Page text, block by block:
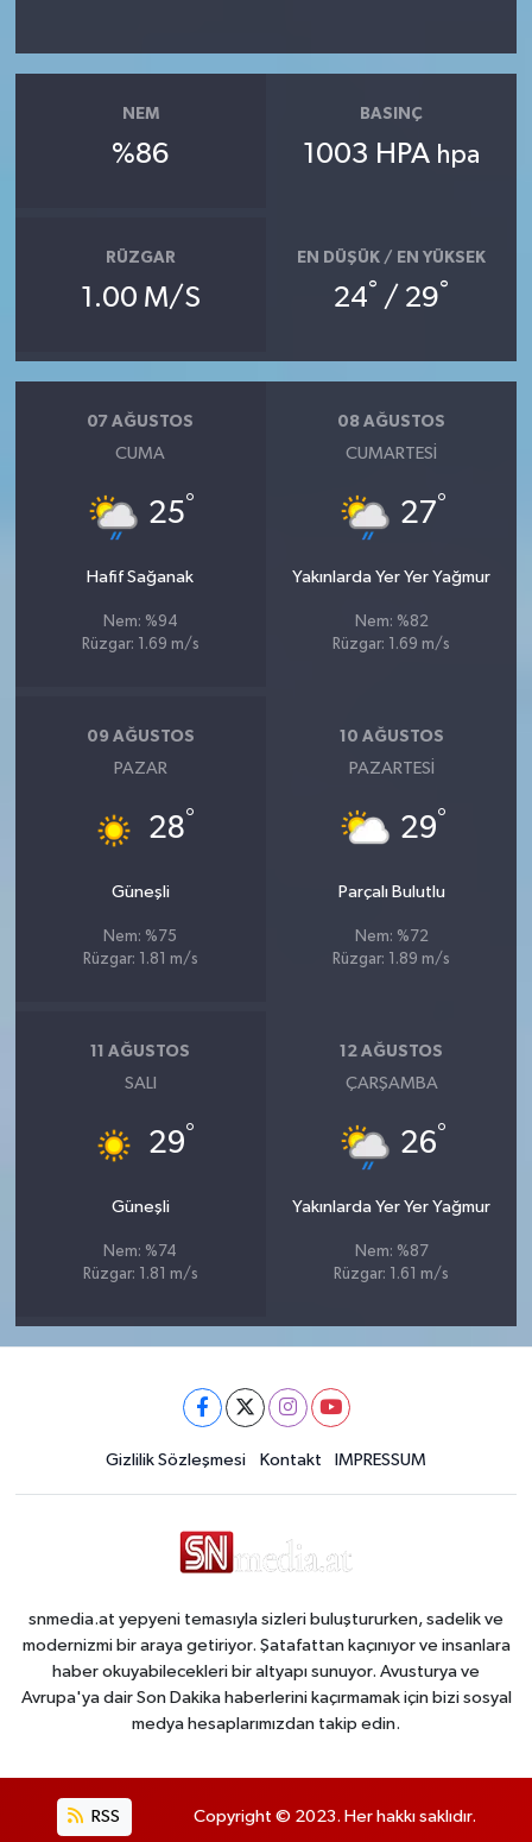
NEM
%86
BASINÇ
1003 HPA hpa
RÜZGAR
1.00 M/S
EN DÜŞÜK / EN YÜKSEK
24° / 29°
07 AĞUSTOS
CUMA
25°
Hafif Sağanak
Nem: %94
Rüzgar: 1.69 m/s
08 AĞUSTOS
CUMARTESI
27°
Yakınlarda Yer Yer Yağmur
Nem: %82
Rüzgar: 1.69 m/s
09 AĞUSTOS
PAZAR
28°
Güneşli
Nem: %75
Rüzgar: 1.81 m/s
10 AĞUSTOS
PAZARTESI
29°
Parçalı Bulutlu
Nem: %72
Rüzgar: 1.89 m/s
11 AĞUSTOS
SALI
29°
Güneşli
Nem: %74
Rüzgar: 1.81 m/s
12 AĞUSTOS
ÇARŞAMBA
26°
Yakınlarda Yer Yer Yağmur
Nem: %87
Rüzgar: 1.61 m/s
Gizlilik Sözleşmesi Kontakt IMPRESSUM
snmedia.at yepyeni temasıyla sizleri buluştururken, sadelik ve
modernizmi bir araya getiriyor. Şatafattan kaçınıyor ve insanlara
haber okuyabilecekleri bir altyapı sunuyor. Avusturya ve
Avrupa'ya dair Son Dakika haberlerini kaçırmamak için bizi sosyal
medya hesaplarımızdan takip edin.
RSS Copyright © 2023. Her hakkı saklıdır.